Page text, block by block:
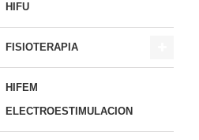
HIFU
FISIOTERAPIA
HIFEM
ELECTROESTIMULACION